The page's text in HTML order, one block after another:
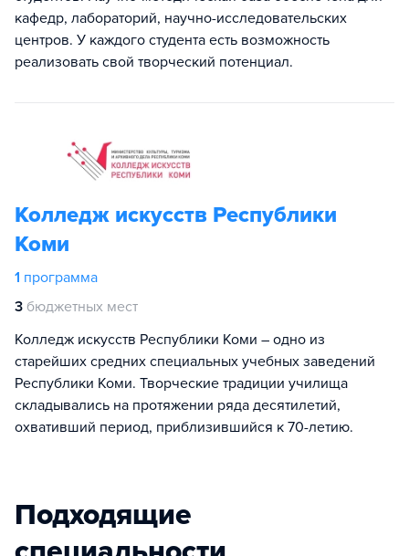
кафедр, лабораторий, научно-исследовательских
центров. У каждого студента есть возможность
реализовать свой творческий потенциал.
Колледж искусств Республики
Коми
1 программа
3 бюджетных мест
Колледж искусств Республики Коми – одно из
старейших средних специальных учебных заведений
Республики Коми. Творческие традиции училища
складывались на протяжении ряда десятилетий,
охвативший период, приблизившийся к 70-летию.
Подходящие